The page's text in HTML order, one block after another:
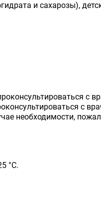
и сахарозы),
с
с
необходимости,
°С.